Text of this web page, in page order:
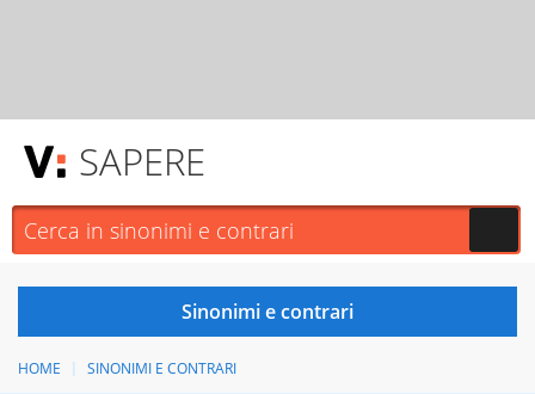
SAPERE
HOME SINONIMI E CONTRARI